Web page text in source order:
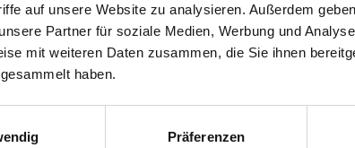
auf unsere Website zu analysieren. Außerdem
Partner für soziale Medien, Werbung und
mit weiteren Daten zusammen, die Sie ihnen
haben.
Präferenzen